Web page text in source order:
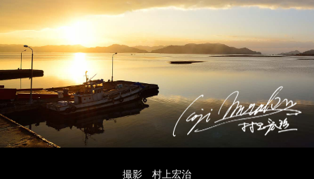
撮影 村上宏治